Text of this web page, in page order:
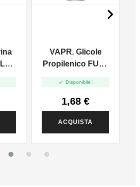
VAPR. Glicole
Propilenico FULL
 Disponibile!
1,68 €
ACQUISTA
